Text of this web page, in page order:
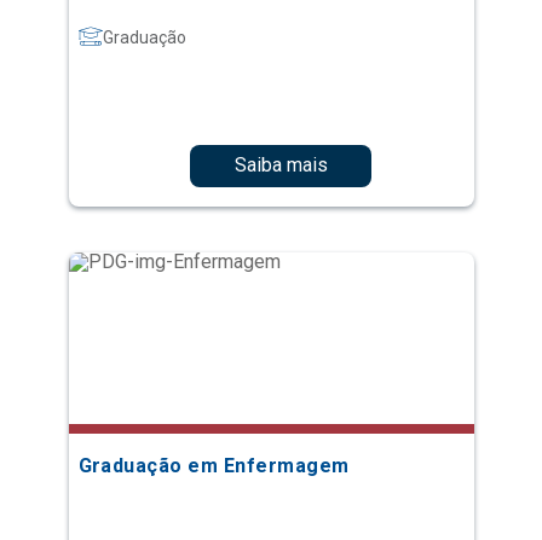
Graduação
Saiba mais
Graduação em Enfermagem